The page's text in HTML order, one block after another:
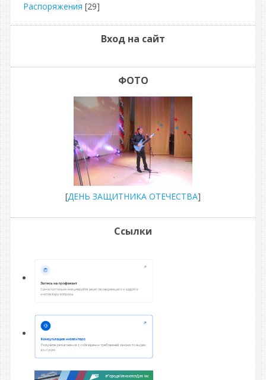
Распоряжения [29]
Вход на сайт
ФОТО
[ДЕНЬ ЗАЩИТНИКА ОТЕЧЕСТВА]
Ссылки